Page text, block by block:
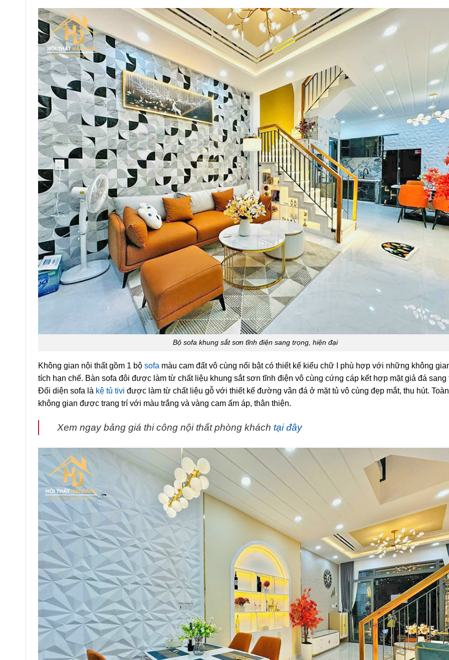
Bộ sofa khung sắt sơn tĩnh điện sang trọng, hiện đại
Không gian nội thất gồm 1 bộ sofa màu cam đất vô cùng nổi bật có thiết kế kiểu chữ I phù hợp với những không
tích hạn chế. Bàn sofa đôi được làm từ chất liệu khung sắt sơn tĩnh điện vô cùng cứng cáp kết hợp mặt giả đá sang
Đối diện sofa là kệ tủ tivi được làm từ chất liệu gỗ với thiết kế đường vân đá ở mặt tủ vô cùng đẹp mắt, thu hút.
không gian được trang trí với màu trắng và vàng cam ấm áp, thân thiện.
Xem ngay bảng giá thi công nội thất phòng khách tại đây